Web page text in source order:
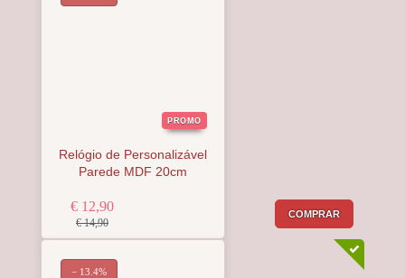
PROMO
Relógio de Personalizável
Parede MDF 20cm
€ 12,90
€ 14,90
COMPRAR
− 13.4%